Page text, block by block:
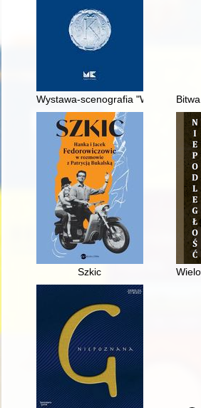
Wystawa-scenografia "Wrocław
Szkic